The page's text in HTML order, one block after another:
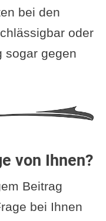
bei den
oder
sogar gegen
von Ihnen?
Beitrag
bei Ihnen